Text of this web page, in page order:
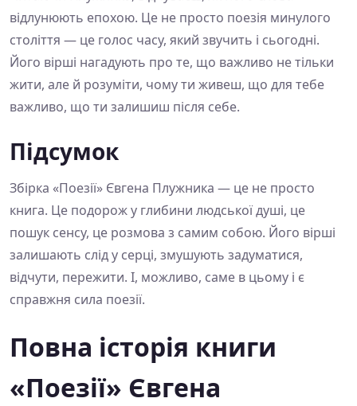
відлунюють епохою. Це не просто поезія минулого
століття — це голос часу, який звучить і сьогодні.
Його вірші нагадують про те, що важливо не тільки
жити, але й розуміти, чому ти живеш, що для тебе
важливо, що ти залишиш після себе.
Підсумок
Збірка «Поезії» Євгена Плужника — це не просто
книга. Це подорож у глибини людської душі, це
пошук сенсу, це розмова з самим собою. Його вірші
залишають слід у серці, змушують задуматися,
відчути, пережити. І, можливо, саме в цьому і є
справжня сила поезії.
Повна історія книги
«Поезії» Євгена